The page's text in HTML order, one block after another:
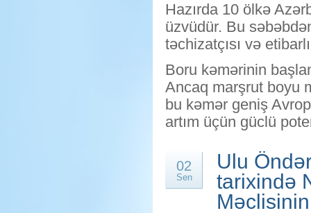
Hazırda 10 ölkə
üzvüdür. Bu
təchizatçısı və
Boru kəmərinin
Ancaq marşrut boyu
bu kəmər geniş
artım üçün güclü
02
Sen
Ulu
tarixində